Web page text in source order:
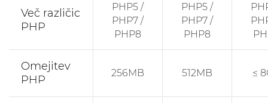
Več različic
PHP
PHP5 /
PHP7 /
PHP8
PHP5 /
PHP7 /
PHP8
Omejitev
PHP
256MB 512MB ≤